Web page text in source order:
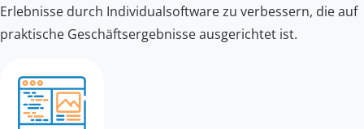
Erlebnisse durch Individualsoftware zu verbessern, die auf
praktische Geschäftsergebnisse ausgerichtet ist.